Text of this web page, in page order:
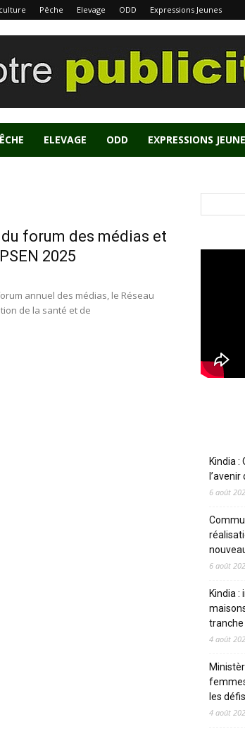
Pêche Elevage ODD Expressions Jeunes
ELEVAGE ODD EXPRESSIONS
forum des médias et
2025
annuel des médias, le Réseau
de la santé et de
Kindia
6 août
6 août
Kindia
tranche
4 août
les
4 août